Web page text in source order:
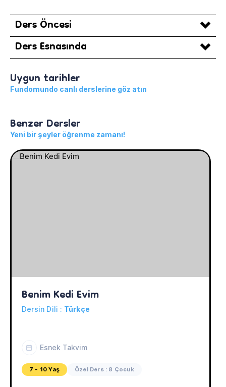
Ders Öncesi
Ders Esnasında
Uygun tarihler
Fundomundo canlı derslerine göz atın
Benzer Dersler
Yeni bir şeyler öğrenme zamanı!
Benim Kedi Evim
Dersin Dili : Türkçe
Esnek Takvim
7 - 10 Yaş Özel Ders : 8 Çocuk